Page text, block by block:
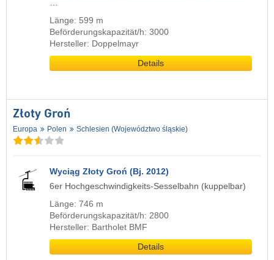
Länge: 599 m
Beförderungskapazität/h: 3000
Hersteller: Doppelmayr
Details
Złoty Groń
Europa Polen Schlesien (Województwo śląskie)
Wyciąg Złoty Groń (Bj. 2012)
6er Hochgeschwindigkeits-Sesselbahn (kuppelbar)
Länge: 746 m
Beförderungskapazität/h: 2800
Hersteller: Bartholet BMF
Details